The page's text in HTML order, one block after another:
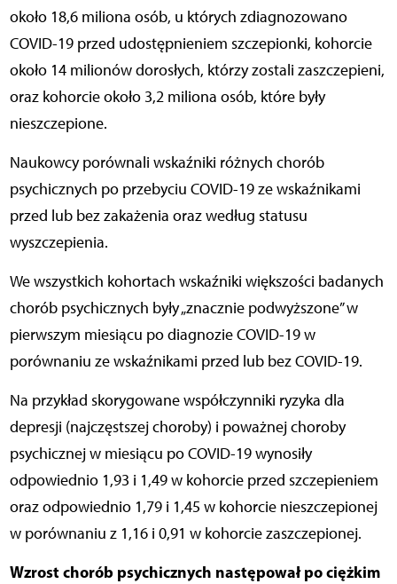
około 18,6 miliona osób, u których zdiagnozowano
COVID-19 przed udostępnieniem szczepionki, kohorcie
około 14 milionów dorosłych, którzy zostali zaszczepieni,
oraz kohorcie około 3,2 miliona osób, które były
nieszczepione.
Naukowcy porównali wskaźniki różnych chorób
psychicznych po przebyciu COVID-19 ze wskaźnikami
przed lub bez zakażenia oraz według statusu
wyszczepienia.
We wszystkich kohortach wskaźniki większości badanych
chorób psychicznych były „znacznie podwyższone” w
pierwszym miesiącu po diagnozie COVID-19 w
porównaniu ze wskaźnikami przed lub bez COVID-19.
Na przykład skorygowane współczynniki ryzyka dla
depresji (najczęstszej choroby) i poważnej choroby
psychicznej w miesiącu po COVID-19 wynosiły
odpowiednio 1,93 i 1,49 w kohorcie przed szczepieniem
oraz odpowiednio 1,79 i 1,45 w kohorcie nieszczepionej
w porównaniu z 1,16 i 0,91 w kohorcie zaszczepionej.
Wzrost chorób psychicznych następował po ciężkim